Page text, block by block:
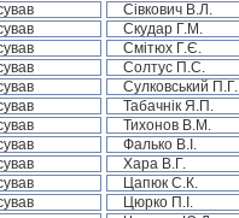
Сівкович В.Л.
Скудар Г.М.
Смітюх Г.Є.
Солтус П.С.
Сулковський П.Г.
Табачнік Я.П.
Тихонов В.М.
Фалько В.І.
Хара В.Г.
Цапюк С.К.
Цюрко П.І.